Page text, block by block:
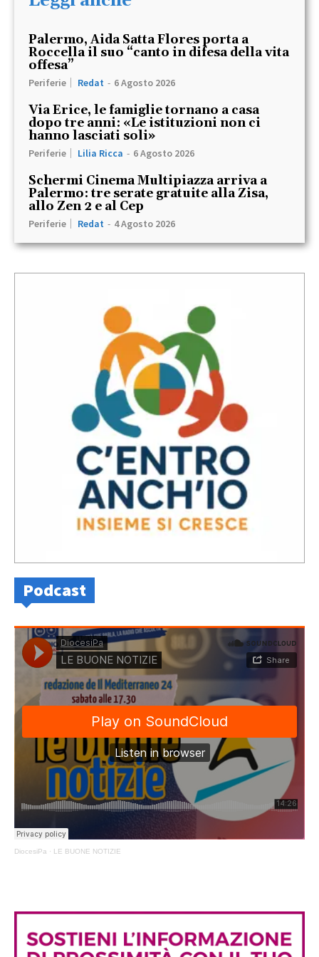
Palermo, Aida Satta Flores porta a
Roccella il suo “canto in difesa della vita
offesa”
Periferie Redat - 6 Agosto 2026
Via Erice, le famiglie tornano a casa
dopo tre anni: «Le istituzioni non ci
hanno lasciati soli»
Periferie Lilia Ricca - 6 Agosto 2026
Schermi Cinema Multipiazza arriva a
Palermo: tre serate gratuite alla Zisa,
allo Zen 2 e al Cep
Periferie Redat - 4 Agosto 2026
Podcast
DiocesiPa · LE BUONE NOTIZIE